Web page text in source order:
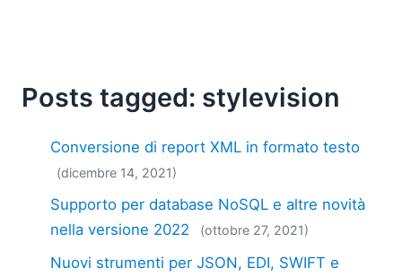
Posts tagged: stylevision
Conversione di report XML in formato testo
(dicembre 14, 2021)
Supporto per database NoSQL e altre novità
nella versione 2022
(ottobre 27, 2021)
Nuovi strumenti per JSON, EDI, SWIFT e